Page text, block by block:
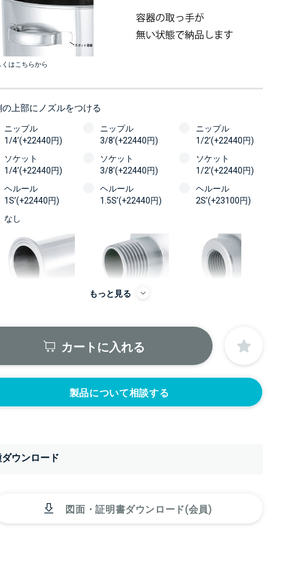
くはこちらから
の上部にノズルをつける
ニップル
1/4’(+22440円)
ニップル
3/8’(+22440円)
ニップル
1/2’(+22440円)
ソケット
1/4’(+22440円)
ソケット
3/8’(+22440円)
ソケット
1/2’(+22440円)
ヘルール
1S’(+22440円)
ヘルール
1.5S’(+22440円)
ヘルール
2S’(+23100円)
なし
シール座をつける
もっと見る
カートに入れる
製品について相談する
ウンロード
図面・証明書ダウンロード(会員)